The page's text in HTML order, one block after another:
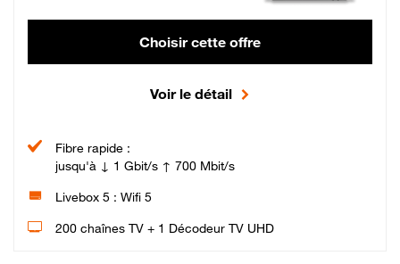
Choisir cette offre
Voir le détail
Fibre rapide :
jusqu'à ↓ 1 Gbit/s ↑ 700 Mbit/s
Livebox 5 : Wifi 5
200 chaînes TV + 1 Décodeur TV UHD